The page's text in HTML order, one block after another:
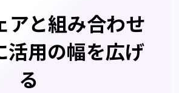
アと組み合わせ
活用の幅を広げ
る